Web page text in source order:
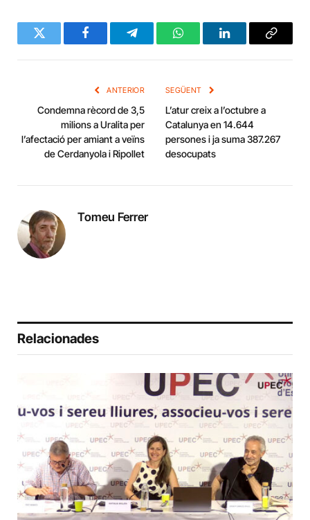
Twitter FacebookTelegramWhatsAppLinkedInCopy
ANTERIOR
Condemna rècord de 3,5
milions a Uralita per
l’afectació per amiant a veïns
de Cerdanyola i Ripollet
SEGÜENT
L’atur creix a l’octubre a
Catalunya en 14.644
persones i ja suma 387.267
desocupats
Tomeu Ferrer
Relacionades